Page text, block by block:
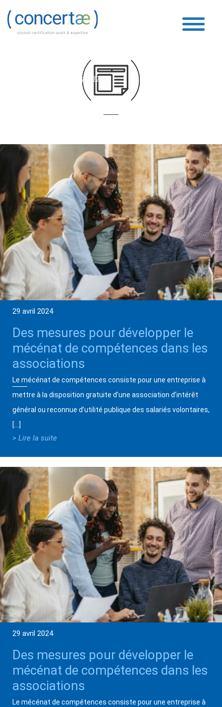
Boucle Vidéo
Page 180
29 avril 2024
Des mesures pour développer le
mécénat de compétences dans les
associations
Le mécénat de compétences consiste pour une entreprise à
mettre à la disposition gratuite d’une association d’intérêt
général ou reconnue d’utilité publique des salariés volontaires,
[…]
> Lire la suite
29 avril 2024
Des mesures pour développer le
mécénat de compétences dans les
associations
Le mécénat de compétences consiste pour une entreprise à